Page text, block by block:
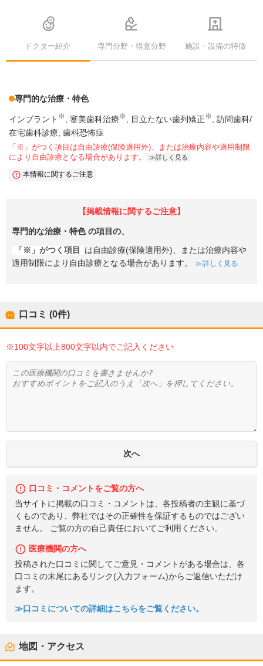
ドクター紹介 専門分野・得意分野 施設・設備の特徴
専門的な治療・特色
インプラント ※ 審美歯科治療※ 目立たない歯列矯正※
訪問歯科/
在宅歯科診療 歯科恐怖症
「※」がつく項目は自由診療(保険適用外)、または治療内容や適用制限
により自由診療となる場合があります。
詳しく見る
本情報に関するご注意
【掲載情報に関するご注意】
専門的な治療・特色の項目の、
「※」がつく項目
は自由診療(保険適用外)、または治療内容や
適用制限により自由診療となる場合があります。
詳しく見る
口コミ (0件)
※100文字以上800文字以内でご記入ください
口コミ・コメントをご覧の方へ
当サイトに掲載の口コミ・コメントは、各投稿者の主観に基づ
くものであり、弊社ではその正確性を保証するものではござい
ません。 ご覧の方の自己責任においてご利用ください。
医療機関の方へ
投稿された口コミに関してご意見・コメントがある場合は、各
口コミの末尾にあるリンク(入力フォーム)からご返信いただけ
ます。
≫口コミについての詳細はこちらをご覧ください。
地図・アクセス